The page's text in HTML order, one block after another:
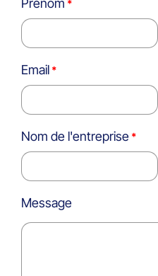
Prénom
Email
Nom de l'entreprise
Message